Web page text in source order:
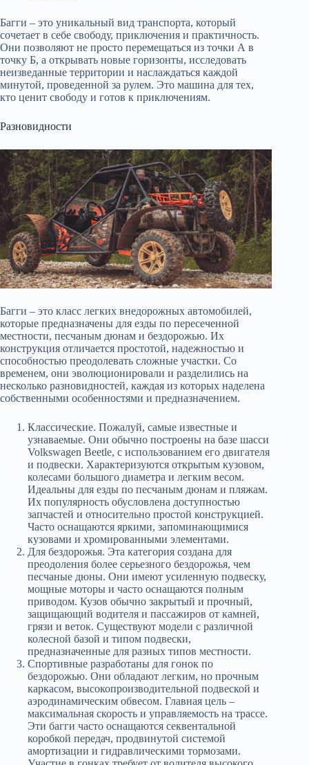
Багги – это уникальный вид транспорта, который
сочетает в себе свободу, приключения и практичность.
Они позволяют не просто перемещаться из точки А в
точку Б, а открывать новые горизонты, исследовать
неизведанные территории и наслаждаться каждой
минутой, проведенной за рулем. Это машина для тех,
кто ценит свободу и готов к приключениям.
Разновидности
Багги – это класс легких внедорожных автомобилей,
которые предназначены для езды по пересеченной
местности, песчаным дюнам и бездорожью. Их
конструкция отличается простотой, надежностью и
способностью преодолевать сложные участки. Со
временем, они эволюционировали и разделились на
несколько разновидностей, каждая из которых наделена
собственными особенностями и предназначением.
Классические. Пожалуй, самые известные и
узнаваемые. Они обычно построены на базе шасси
Volkswagen Beetle, с использованием его двигателя
и подвески. Характеризуются открытым кузовом,
колесами большого диаметра и легким весом.
Идеальны для езды по песчаным дюнам и пляжам.
Их популярность обусловлена доступностью
запчастей и относительно простой конструкцией.
Часто оснащаются яркими, запоминающимися
кузовами и хромированными элементами.
Для бездорожья. Эта категория создана для
преодоления более серьезного бездорожья, чем
песчаные дюны. Они имеют усиленную подвеску,
мощные моторы и часто оснащаются полным
приводом. Кузов обычно закрытый и прочный,
защищающий водителя и пассажиров от камней,
грязи и веток. Существуют модели с различной
колесной базой и типом подвески,
предназначенные для разных типов местности.
Спортивные разработаны для гонок по
бездорожью. Они обладают легким, но прочным
каркасом, высокопроизводительной подвеской и
аэродинамическим обвесом. Главная цель –
максимальная скорость и управляемость на трассе.
Эти багги часто оснащаются секвентальной
коробкой передач, продвинутой системой
амортизации и гидравлическими тормозами.